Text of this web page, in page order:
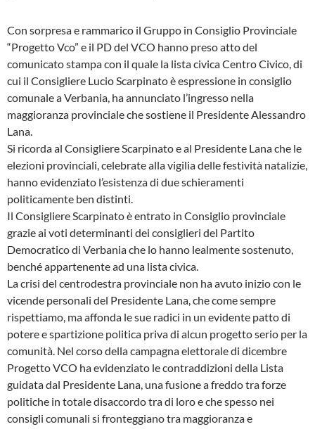
Con sorpresa e rammarico il Gruppo in Consiglio Provinciale
“Progetto Vco” e il PD del VCO hanno preso atto del
comunicato stampa con il quale la lista civica Centro Civico, di
cui il Consigliere Lucio Scarpinato è espressione in consiglio
comunale a Verbania, ha annunciato l’ingresso nella
maggioranza provinciale che sostiene il Presidente Alessandro
Lana.
Si ricorda al Consigliere Scarpinato e al Presidente Lana che le
elezioni provinciali, celebrate alla vigilia delle festività natalizie,
hanno evidenziato l’esistenza di due schieramenti
politicamente ben distinti.
Il Consigliere Scarpinato è entrato in Consiglio provinciale
grazie ai voti determinanti dei consiglieri del Partito
Democratico di Verbania che lo hanno lealmente sostenuto,
benché appartenente ad una lista civica.
La crisi del centrodestra provinciale non ha avuto inizio con le
vicende personali del Presidente Lana, che come sempre
rispettiamo, ma affonda le sue radici in un evidente patto di
potere e spartizione politica priva di alcun progetto serio per la
comunità. Nel corso della campagna elettorale di dicembre
Progetto VCO ha evidenziato le contraddizioni della Lista
guidata dal Presidente Lana, una fusione a freddo tra forze
politiche in totale disaccordo tra di loro e che spesso nei
consigli comunali si fronteggiano tra maggioranza e